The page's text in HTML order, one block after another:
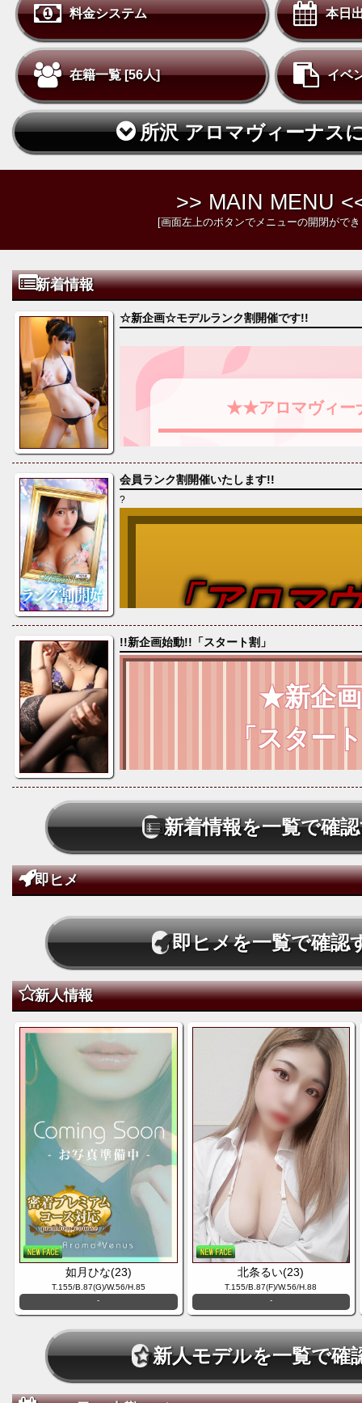
料金システム 本日
在籍一覧 [56人] イベ
所沢 アロマヴィーナス
>> MAIN MENU
[画面左上のボタンでメニューの開閉がで
新着情報
☆新企画☆モデルランク割開催です!!
★★アロマヴィ
『★★ランク割
ご案
レギュラー
レギュラーランクのセ
26000円 → 19000
割引)
更にアイズポイン
使用可
↓
26000円→ 17000
割引)
最大9000円お値
☆
ゴールドラ
ゴールドランクのセラ
合
26000円 → 22000
割引)
会員ランク割開催いたします!!
?
「アロマ
ス
会員ラン
たし
?
?
プラチナラン
【密着コ
5000円割引、
ポイント3000
ゴールドラン
3000円割引、
ポイント2000
レギュラーラ
様
OP無
!!新企画始動!!「スタート割」
★新企
「スター
各セラピスト1番枠
「密着コース」のご総
★90分 26,000円 →
★120分 34,000円 →
★150分 41,000円 →
★180分 50,000円 →
※事前予約、
※受付時に『ヘブンのス
とお伝えください
※交通費、指名料
TEL04-2996-
本日の特選セラピ
新着情報を一覧で確
即ヒメ
即ヒメを一覧で確認
新人情報
如月ひな(23)
T.155/B.87(G)/W.56/H.85
-
北条るい(23)
T.155/B.87(F)/W.56/H.88
-
新人モデルを一覧で確